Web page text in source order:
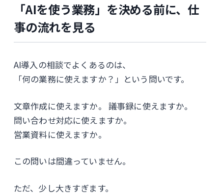
「AIを使う業務」を決める前に、仕
事の流れを見る
AI導入の相談でよくあるのは、
「何の業務に使えますか？」という問いです。
文章作成に使えますか。 議事録に使えますか。
問い合わせ対応に使えますか。
営業資料に使えますか。
この問いは間違っていません。
ただ、少し大きすぎます。